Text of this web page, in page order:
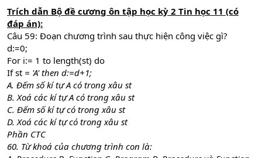
Trích dẫn Bộ đề cương ôn tập học kỳ 2 Tin học 11 (có
đáp án):
Câu 59: Đoạn chương trình sau thực hiện công việc gì?
d:=0;
For i:= 1 to length(st) do
If st = 'A' then d:=d+1;
A. Đếm số kí tự A có trong xâu st
B. Xoá các kí tự A có trong xâu st
C. Đếm số kí tự có trong xâu st
D. Xoá các kí tự có trong xâu st
Phần CTC
60. Từ khoá của chương trình con là: